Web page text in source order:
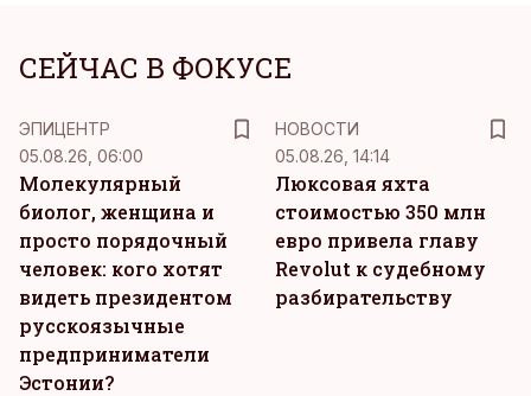
СЕЙЧАС В ФОКУСЕ
ЭПИЦЕНТР
05.08.26, 06:00
Молекулярный
биолог, женщина и
просто порядочный
человек: кого хотят
видеть президентом
русскоязычные
предприниматели
Эстонии?
НОВОСТИ
05.08.26, 14:14
Люксовая яхта
стоимостью 350 млн
евро привела главу
Revolut к судебному
разбирательству